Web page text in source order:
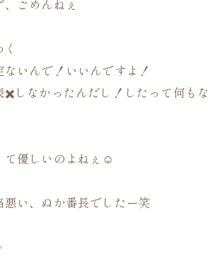
、ごめんねぇ
ないんで！いいんですよ！
✖️しなかったんだし！したって何も
て優しいのよねぇ☺️
悪い、ぬか番長でしたー笑